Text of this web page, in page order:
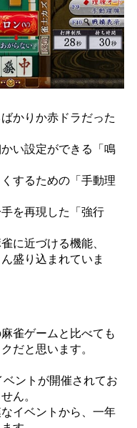
かりか赤ドラだった
い設定ができる「鳴
するための「手動理
を再現した「強行
に近づける機能、
盛り込まれていま
雀ゲームと比べても
だと思います。
ントが開催されてお
ん。
イベントから、一年